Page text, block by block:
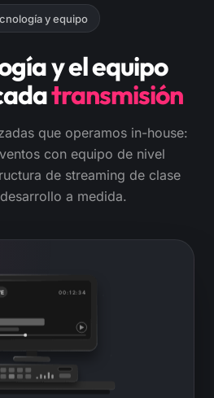
y equipo
y el equipo
transmisión
que operamos in-house:
con equipo de nivel
de streaming de clase
a medida.
00:12:34